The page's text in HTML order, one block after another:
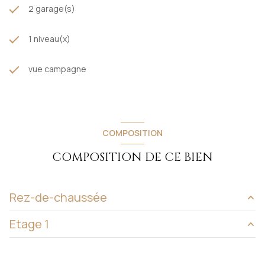
2 garage(s)
1 niveau(x)
vue campagne
COMPOSITION
COMPOSITION DE CE BIEN
Rez-de-chaussée
entrée
Etage 1